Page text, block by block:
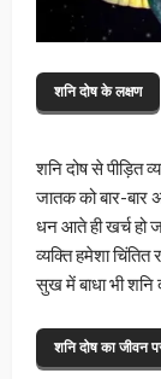
शनि दोष के लक्षण
शनि दोष से पीड़ित
जातक को बार-बार
धन आते ही खर्च हो
व्यक्ति हमेशा
सुख में बाधा भी शनि
शनि दोष का जीवन